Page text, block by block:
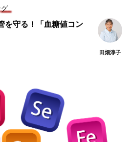
デン ヨウ素 亜鉛
口腔内環境
腸内環境 血糖値
貧血鉄 酵素
食物繊維
を守る！「血糖値コン
田畑淳子